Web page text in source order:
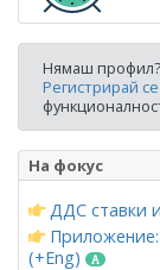
Нямаш профил?
Регистрирай се
На фокус
ДДС ставки
(+Eng)